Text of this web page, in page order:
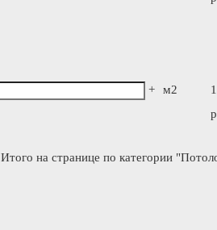
+ м2
Итого на странице по категории